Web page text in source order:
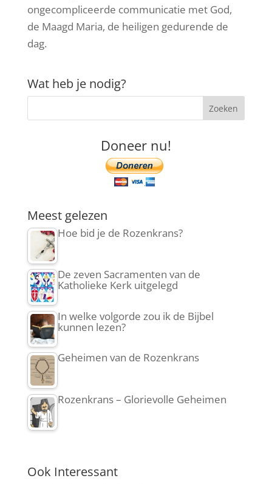
ongecompliceerde communicatie met God,
de Maagd Maria, de heiligen gedurende de
dag.
Wat heb je nodig?
Doneer nu!
Meest gelezen
Hoe bid je de Rozenkrans?
De zeven Sacramenten van de
Katholieke Kerk uitgelegd
In welke volgorde zou ik de Bijbel
kunnen lezen?
Geheimen van de Rozenkrans
Rozenkrans – Glorievolle Geheimen
Ook Interessant